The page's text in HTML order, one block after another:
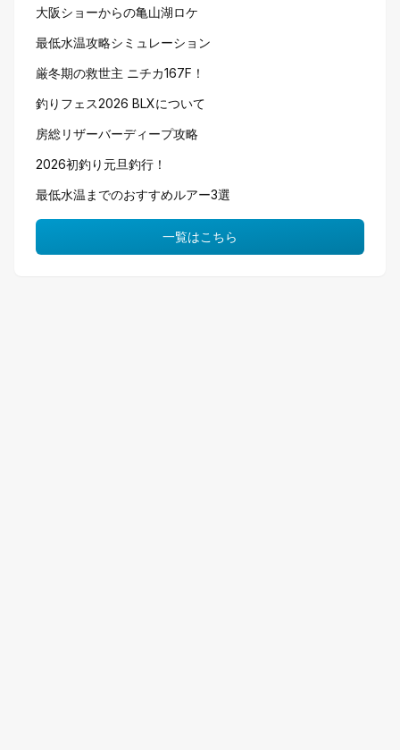
大阪ショーからの亀山湖ロケ
最低水温攻略シミュレーション
厳冬期の救世主 ニチカ167F！
釣りフェス2026 BLXについて
房総リザーバーディープ攻略
2026初釣り元旦釣行！
最低水温までのおすすめルアー3選
一覧はこちら